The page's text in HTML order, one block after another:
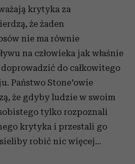
krytyka za
że żaden
nie ma równie
na człowieka jak właśnie
do całkowitego
Państwo Stone'owie
że gdyby ludzie w swoim
tylko rozpoznali
krytyka i przestali go
robić nic więcej…